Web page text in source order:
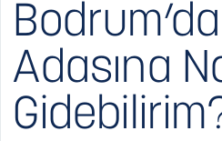
Adasına